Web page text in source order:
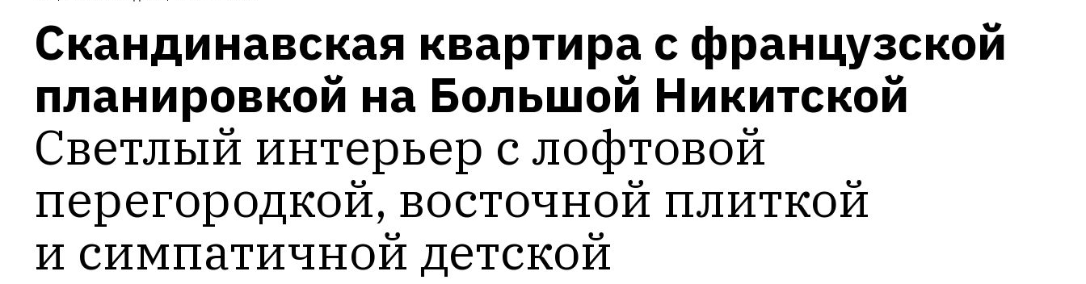
Скандинавская квартира с французской
планировкой на Большой Никитской
Светлый интерьер с лофтовой
перегородкой, восточной плиткой
и симпатичной детской